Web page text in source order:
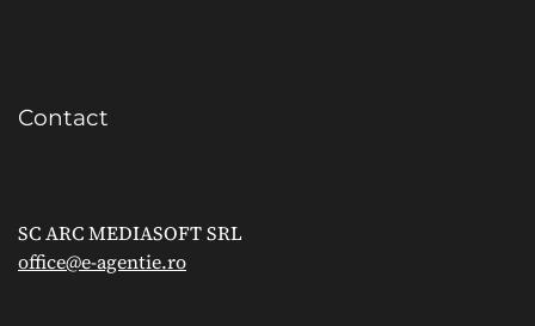
Contact
SC ARC MEDIASOFT SRL
office@e-agentie.ro